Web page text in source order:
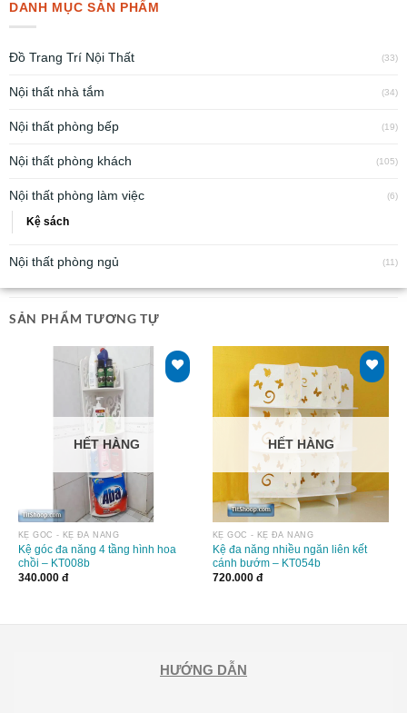
DANH MỤC SẢN PHẨM
Đồ Trang Trí Nội Thất (33)
Nội thất nhà tắm (34)
Nội thất phòng bếp (19)
Nội thất phòng khách (105)
Nội thất phòng làm việc (6)
Kệ sách
Nội thất phòng ngủ (11)
SẢN PHẨM TƯƠNG TỰ
HẾT HÀNG
KỆ GÓC - KỆ ĐA NĂNG
Kệ góc đa năng 4 tầng hình hoa
chồi – KT008b
340.000 đ
HẾT HÀNG
KỆ GÓC - KỆ ĐA NĂNG
Kệ đa năng nhiều ngăn liên kết
cánh bướm – KT054b
720.000 đ
HƯỚNG DẪN